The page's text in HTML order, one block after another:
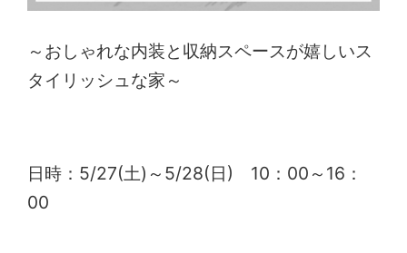
～おしゃれな内装と収納スペースが嬉しいス
タイリッシュな家～
日時：5/27(土)～5/28(日) 10：00～16：
00